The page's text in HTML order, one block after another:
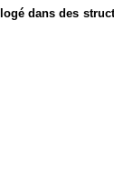
dans des